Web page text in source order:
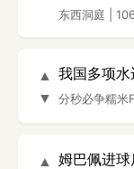
东西洞庭
▲
▼
我国多项
分秒必争糯米
▲
姆巴佩进